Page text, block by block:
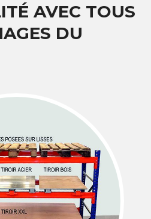
AVEC TOUS
DU